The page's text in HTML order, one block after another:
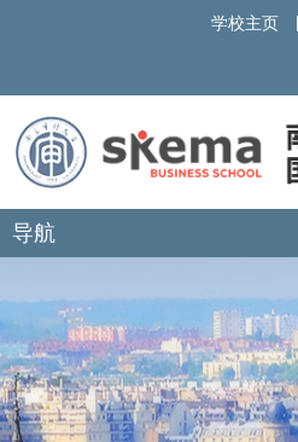
学校主页
导航